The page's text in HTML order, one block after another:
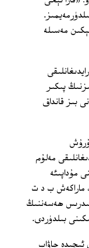
مەسىلە
پىكىر
بىز قانداق
مەلۇم
مۇداپىئە
ماراكەش ب د ت
ئىدرىس ھەسەننىڭ
بىلدۈردى.
دەيدۇ: «ئۇلار(ماراكەشنىڭ) 6 ئاي ئىچىدە جاۋاب